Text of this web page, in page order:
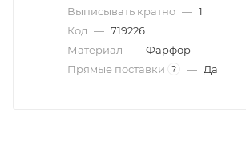
Выписывать кратно — 1
Код — 719226
Материал — Фарфор
Прямые поставки
? — Да